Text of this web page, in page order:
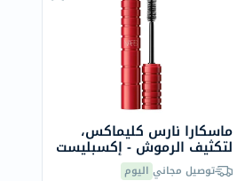
ماسكارا نارس كليماكس،
لتكثيف الرموش - إكسبليست
بلاك/7008توصيل مجاني اليوم